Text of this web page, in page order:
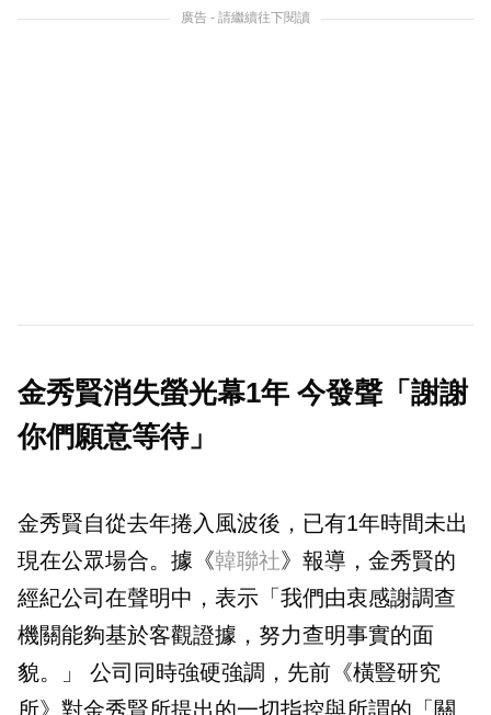
廣告 - 請繼續往下閱讀
金秀賢消失螢光幕1年 今發聲「謝謝
你們願意等待」
金秀賢自從去年捲入風波後，已有1年時間未出
現在公眾場合。據《韓聯社》報導，金秀賢的
經紀公司在聲明中，表示「我們由衷感謝調查
機關能夠基於客觀證據，努力查明事實的面
貌。」 公司同時強硬強調，先前《橫豎研究
所》對金秀賢所提出的一切指控與所謂的「關